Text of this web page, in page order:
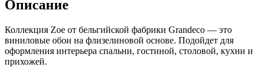
Описание
Коллекция Zoe от бельгийской фабрики Grandeco — это
виниловые обои на флизелиновой основе. Подойдет для
оформления интерьера спальни, гостиной, столовой, кухни и
прихожей.